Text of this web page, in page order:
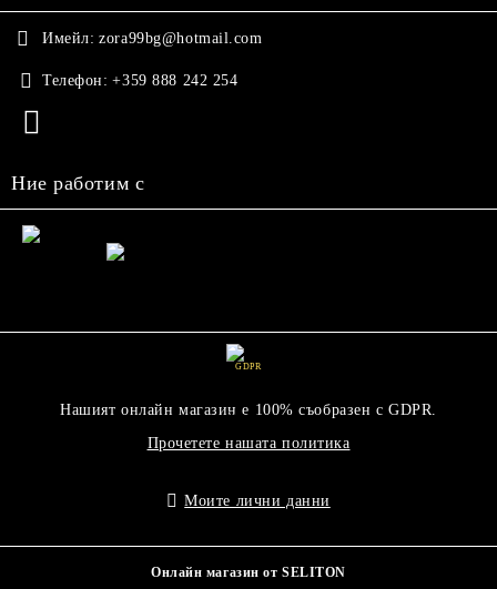
Имейл: zora99bg@hotmail.com
Телефон: +359 888 242 254
Ние работим с
GDPR
Нашият онлайн магазин е 100% съобразен с GDPR.
Прочетете нашата политика
Моите лични данни
Онлайн магазин от SELITON